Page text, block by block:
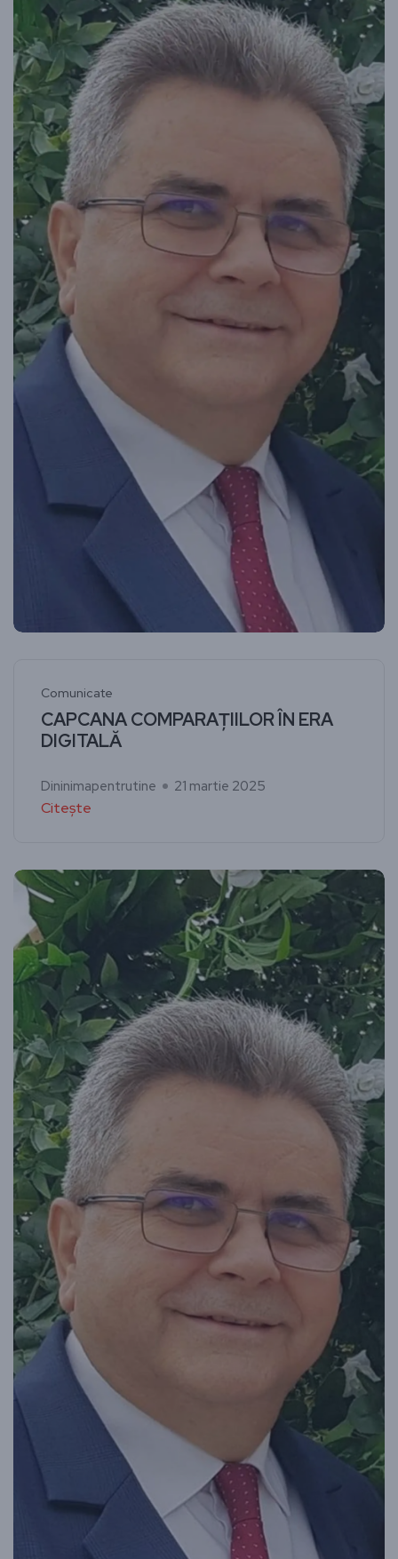
Comunicate
CAPCANA COMPARAȚIILOR ÎN ERA
DIGITALĂ
Dininimapentrutine 21 martie 2025
Citește